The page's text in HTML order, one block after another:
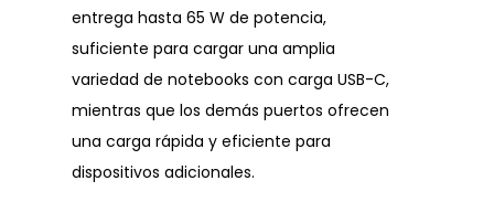
entrega hasta 65 W de potencia,
suficiente para cargar una amplia
variedad de notebooks con carga USB-C,
mientras que los demás puertos ofrecen
una carga rápida y eficiente para
dispositivos adicionales.